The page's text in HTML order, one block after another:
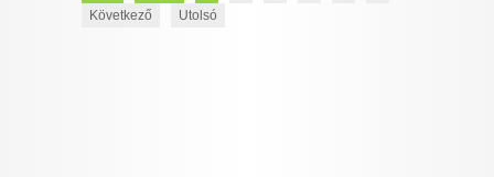
Következő
Utolsó